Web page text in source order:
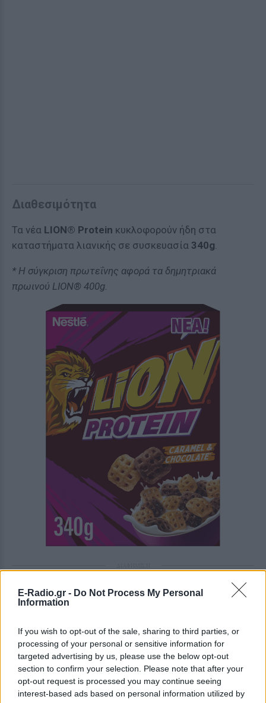
E-Radio.gr - Do Not Process My Personal
Information
If you wish to opt-out of the sale, sharing to third parties, or
processing of your personal or sensitive information for
targeted advertising by us, please use the below opt-out
section to confirm your selection. Please note that after your
opt-out request is processed you may continue seeing
interest-based ads based on personal information utilized by
Διαθεσιμότητα
Τα νέα LION® Protein κυκλοφορούν ήδη στα
καταστήματα λιανικής σε συσκευασία 340g.
* Η σύγκριση πρωτεΐνης αφορά τα δημητριακά
πρωινού LION® 400g.